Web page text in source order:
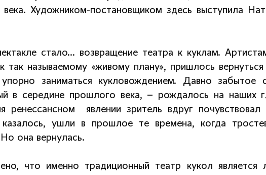
века. Художником-постановщиком здесь выступила
стало… возвращение театра к куклам.
так называемому «живому плану», пришлось
заниматься кукловождением. Давно забытое
в середине прошлого века, – рождалось на наших
ренессансном явлении зритель вдруг
ушли в прошлое те времена, когда
она вернулась.
что именно традиционный театр кукол